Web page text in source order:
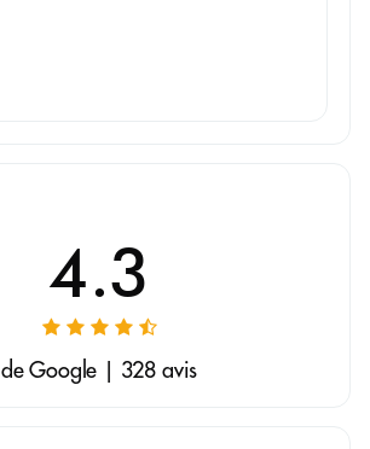
4.3
de Google | 328 avis